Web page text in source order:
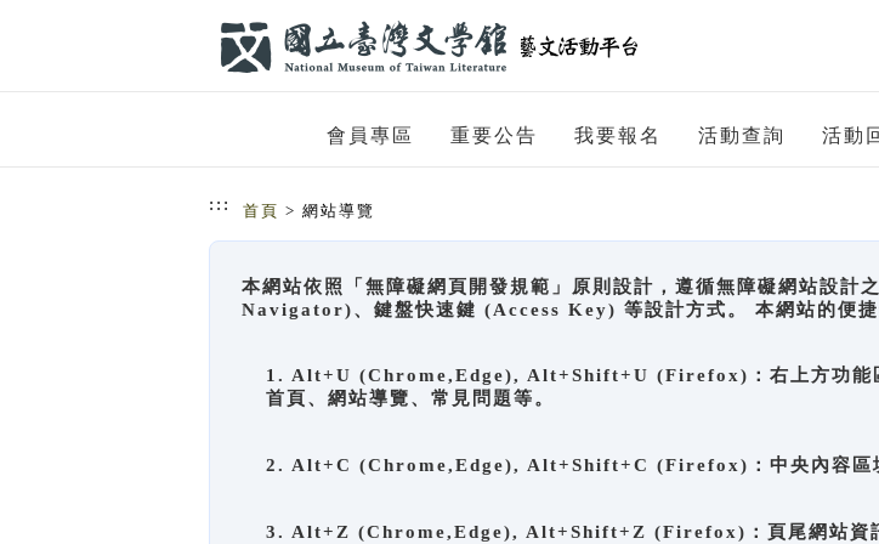
會員專區 重要公告 我要報名 活動查詢 活動
::: 首頁 > 網站導覽
本網站依照「無障礙網頁開發規範」原則設計，遵循無障礙網站設
Navigator)、鍵盤快速鍵 (Access Key) 等設計方式。 本網站的便捷
1. Alt+U (Chrome,Edge), Alt+Shift+U (Firefox)：右上方功能區
首頁、網站導覽、常見問題等。
2. Alt+C (Chrome,Edge), Alt+Shift+C (Firefox)：中央內容區塊
3. Alt+Z (Chrome,Edge), Alt+Shift+Z (Firefox)：頁尾網站資